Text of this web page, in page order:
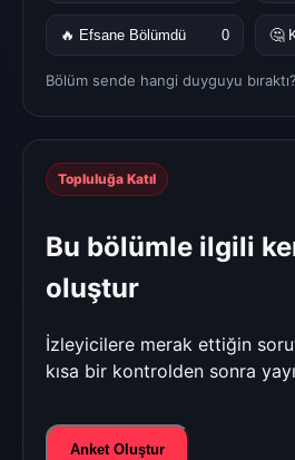
🔥 Efsane Bölümdü 0 🤔
Bölüm sende hangi duyguyu bıraktı?
Topluluğa Katıl
Bu bölümle ilgili
oluştur
İzleyicilere merak ettiğin
kısa bir kontrolden sonra
Anket Oluştur